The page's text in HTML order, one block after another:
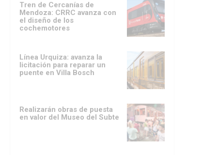
Tren de Cercanías de
Mendoza: CRRC avanza con
el diseño de los
cochemotores
Línea Urquiza: avanza la
licitación para reparar un
puente en Villa Bosch
Realizarán obras de puesta
en valor del Museo del Subte